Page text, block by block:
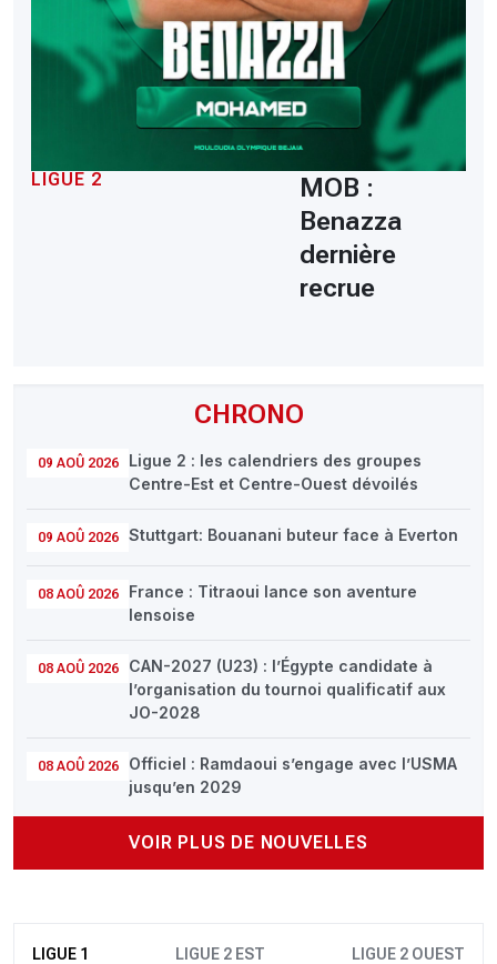
CHRONO
09 AOÛ 2026
Ligue 2 : les calendriers des groupes
Centre-Est et Centre-Ouest dévoilés
09 AOÛ 2026 Stuttgart: Bouanani buteur face à Everton
08 AOÛ 2026
France : Titraoui lance son aventure
lensoise
08 AOÛ 2026
CAN-2027 (U23) : l’Égypte candidate à
l’organisation du tournoi qualificatif aux
JO-2028
08 AOÛ 2026
Officiel : Ramdaoui s’engage avec l’USMA
jusqu’en 2029
VOIR PLUS DE NOUVELLES
LIGUE 1 LIGUE 2 EST LIGUE 2 OUEST
LIGUE 2
MOB :
Benazza
dernière
recrue